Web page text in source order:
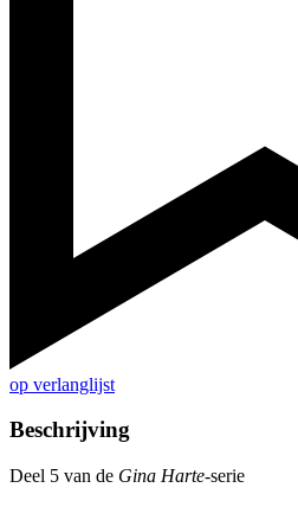
op verlanglijst
Beschrijving
Deel 5 van de Gina Harte-serie